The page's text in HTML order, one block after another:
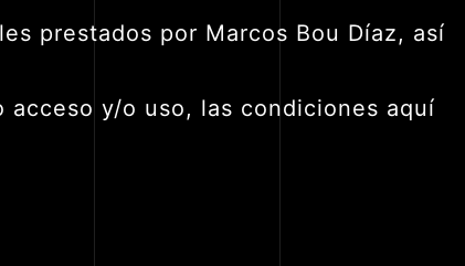
prestados por Marcos Bou Díaz, así
y/o uso, las condiciones aquí